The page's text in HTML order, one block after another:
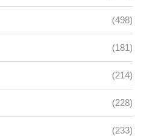
(498)
(181)
(214)
(228)
(233)